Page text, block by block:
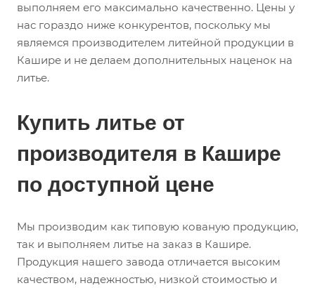
выполняем его максимально качественно. Цены у
нас гораздо ниже конкурентов, поскольку мы
являемся производителем литейной продукции в
Кашире и не делаем дополнительных наценок на
литье.
Купить литье от
производителя в Кашире
по доступной цене
Мы производим как типовую кованую продукцию,
так и выполняем литье на заказ в Кашире.
Продукция нашего завода отличается высоким
качеством, надежностью, низкой стоимостью и